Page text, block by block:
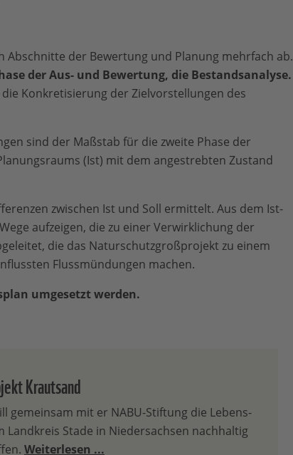
der Bewertung und Planung mehrfach ab.
der Aus- und Bewertung, die Bestandsanalyse.
Konkretisierung der Zielvorstellungen des
sind der Maßstab für die zweite Phase der
(Ist) mit dem angestrebten Zustand
zwischen Ist und Soll ermittelt. Aus dem Ist-
aufzeigen, die zu einer Verwirklichung der
die das Naturschutzgroßprojekt zu einem
Flussmündungen machen.
umgesetzt werden.
Krautsand
gemeinsam mit er NABU-Stiftung die Lebens­
Land­kreis Stade in Niedersachsen nachhaltig
Weiterlesen ...